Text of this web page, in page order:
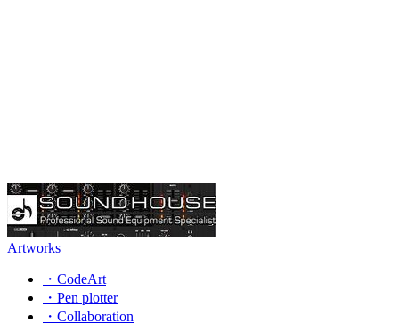
Artworks
・CodeArt
・Pen plotter
・Collaboration